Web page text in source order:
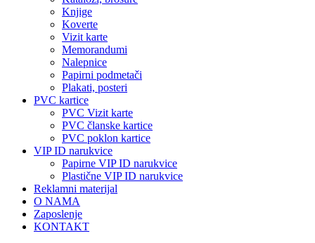
Knjige
Koverte
Vizit karte
Memorandumi
Nalepnice
Papirni podmetači
Plakati, posteri
PVC kartice
PVC Vizit karte
PVC članske kartice
PVC poklon kartice
VIP ID narukvice
Papirne VIP ID narukvice
Plastične VIP ID narukvice
Reklamni materijal
O NAMA
Zaposlenje
KONTAKT